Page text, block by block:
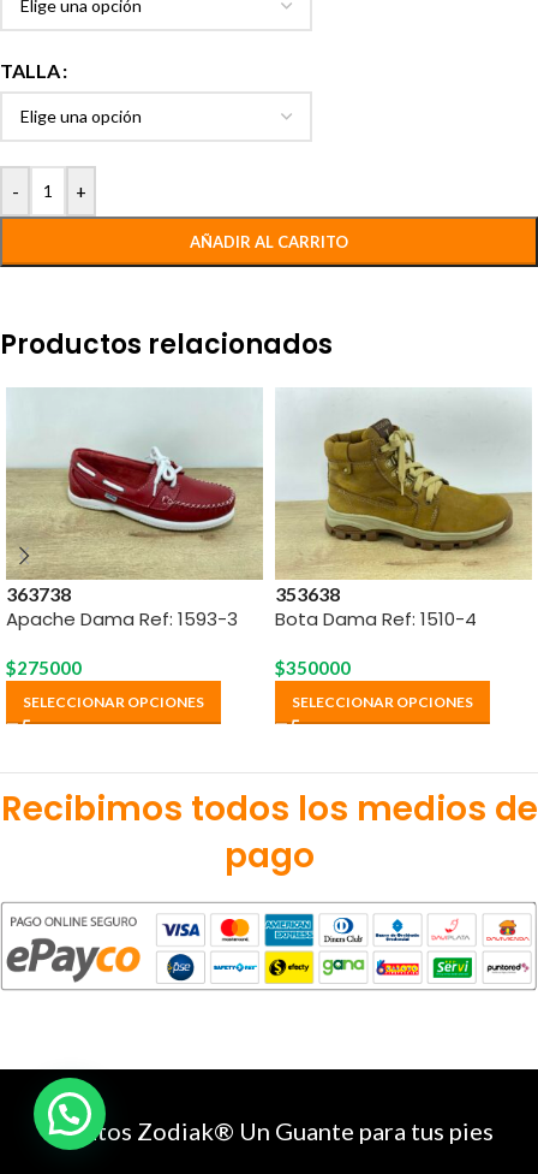
TALLA
- +
AÑADIR AL CARRITO
Productos relacionados
363738
Apache Dama Ref: 1593-3
$275000
SELECCIONAR OPCIONES
353638
Bota Dama Ref: 1510-4
$350000
SELECCIONAR OPCIONES
Recibimos todos los medios de
pago
Zapatos Zodiak® Un Guante para tus pies